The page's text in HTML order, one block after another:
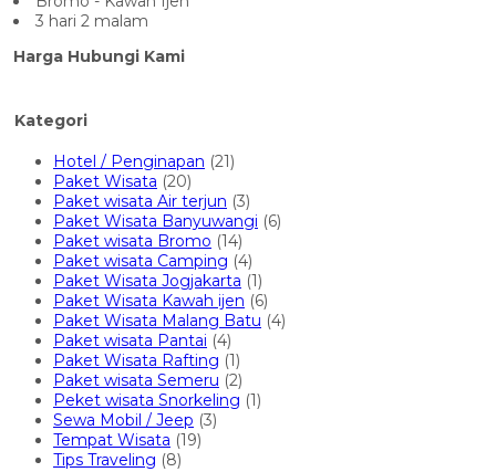
3 hari 2 malam
Harga Hubungi Kami
Kategori
Hotel / Penginapan (21)
Paket Wisata (20)
Paket wisata Air terjun (3)
Paket Wisata Banyuwangi (6)
Paket wisata Bromo (14)
Paket wisata Camping (4)
Paket Wisata Jogjakarta (1)
Paket Wisata Kawah ijen (6)
Paket Wisata Malang Batu (4)
Paket wisata Pantai (4)
Paket Wisata Rafting (1)
Paket wisata Semeru (2)
Peket wisata Snorkeling (1)
Sewa Mobil / Jeep (3)
Tempat Wisata (19)
Tips Traveling (8)